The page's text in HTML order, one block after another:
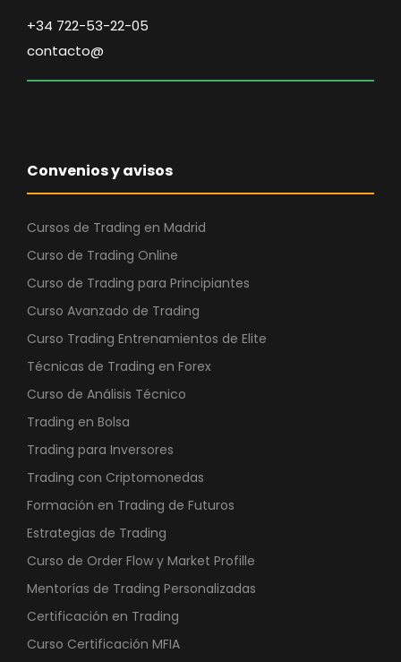
+34 722-53-22-05
contacto@
Convenios y avisos
Cursos de Trading en Madrid
Curso de Trading Online
Curso de Trading para Principiantes
Curso Avanzado de Trading
Curso Trading Entrenamientos de Elite
Técnicas de Trading en Forex
Curso de Análisis Técnico
Trading en Bolsa
Trading para Inversores
Trading con Criptomonedas
Formación en Trading de Futuros
Estrategias de Trading
Curso de Order Flow y Market Profille
Mentorías de Trading Personalizadas
Certificación en Trading
Curso Certificación MFIA